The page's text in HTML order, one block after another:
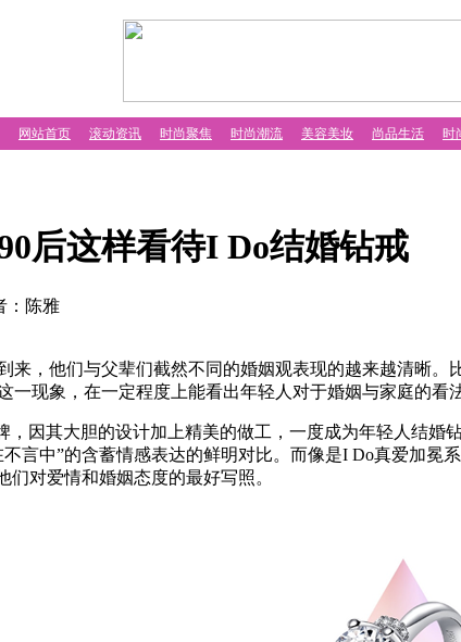
网站首页 滚动资讯 时尚聚焦 时尚潮流 美容美妆 尚品生活 时
后这样看待I Do结婚钻戒
：陈雅
，他们与父辈们截然不同的婚姻观表现的越来越清晰。
现象，在一定程度上能看出年轻人对于婚姻与家庭的看法
其大胆的设计加上精美的做工，一度成为年轻人结婚
言中”的含蓄情感表达的鲜明对比。而像是I Do真爱加
对爱情和婚姻态度的最好写照。